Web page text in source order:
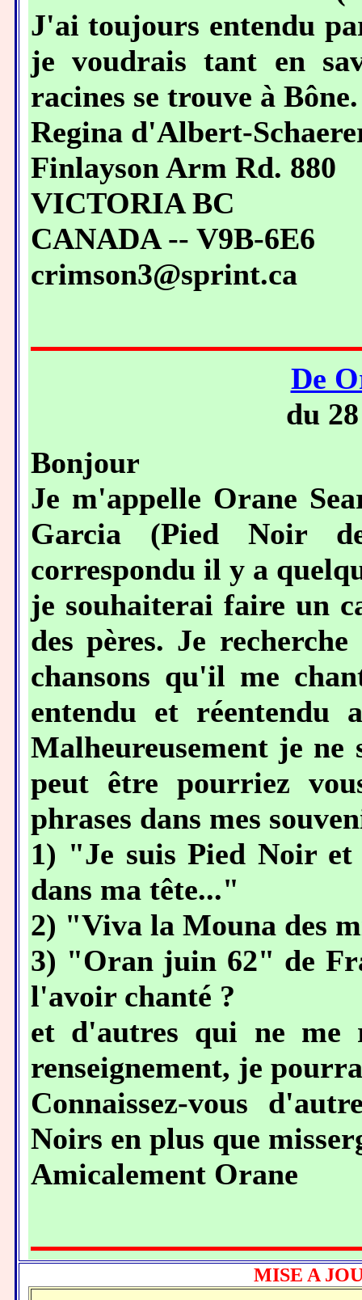
J'ai toujours entendu
je voudrais tant en
racines se trouve à
Regina d'Albert-
Finlayson Arm Rd. 880
VICTORIA BC
CANADA -- V9B-6E6
crimson3@sprint.ca
De
du
Bonjour
Je m'appelle Orane
Garcia (Pied Noir
correspondu il y a
je souhaiterai faire un
des pères. Je
chansons qu'il me
entendu et réentendu
Malheureusement je
peut être pourriez
phrases dans mes
1) "Je suis Pied Noir
dans ma tête..."
2) "Viva la Mouna des
3) "Oran juin 62" de
l'avoir chanté ?
et d'autres qui ne me
renseignement, je
Connaissez-vous
Noirs en plus que
Amicalement Orane
MISE A